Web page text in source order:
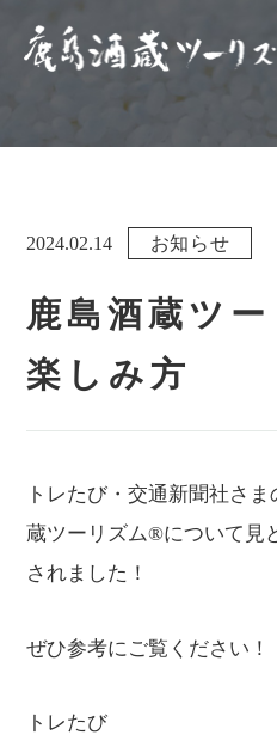
2024.02.14 お知らせ
鹿島酒蔵ツ
楽しみ方
トレたび・交通新聞社さ
蔵ツーリズム®について見
されました！
ぜひ参考にご覧ください！
トレたび